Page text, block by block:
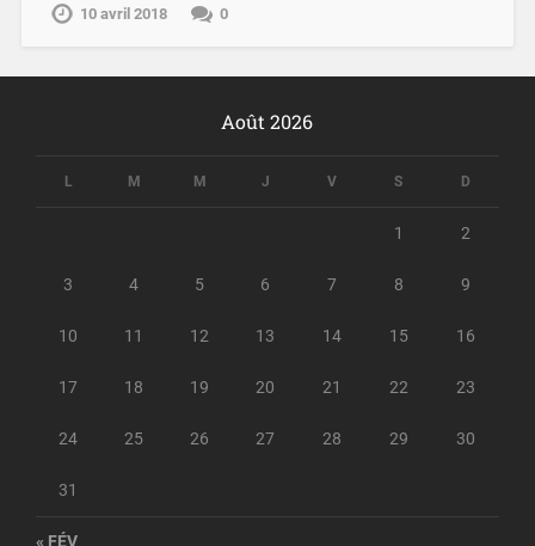
10 avril 2018 0
Août 2026
L M M J V S D
1 2
3 4 5 6 7 8 9
10 11 12 13 14 15 16
17 18 19 20 21 22 23
24 25 26 27 28 29 30
31
« FÉV